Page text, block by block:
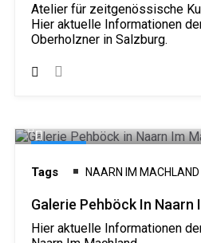
Atelier für zeitgenössische
Hier aktuelle Informationen
Oberholzner in Salzburg.
Tags NAARN IM MACHLAND
Galerie Pehböck In Naarn
Hier aktuelle Informationen